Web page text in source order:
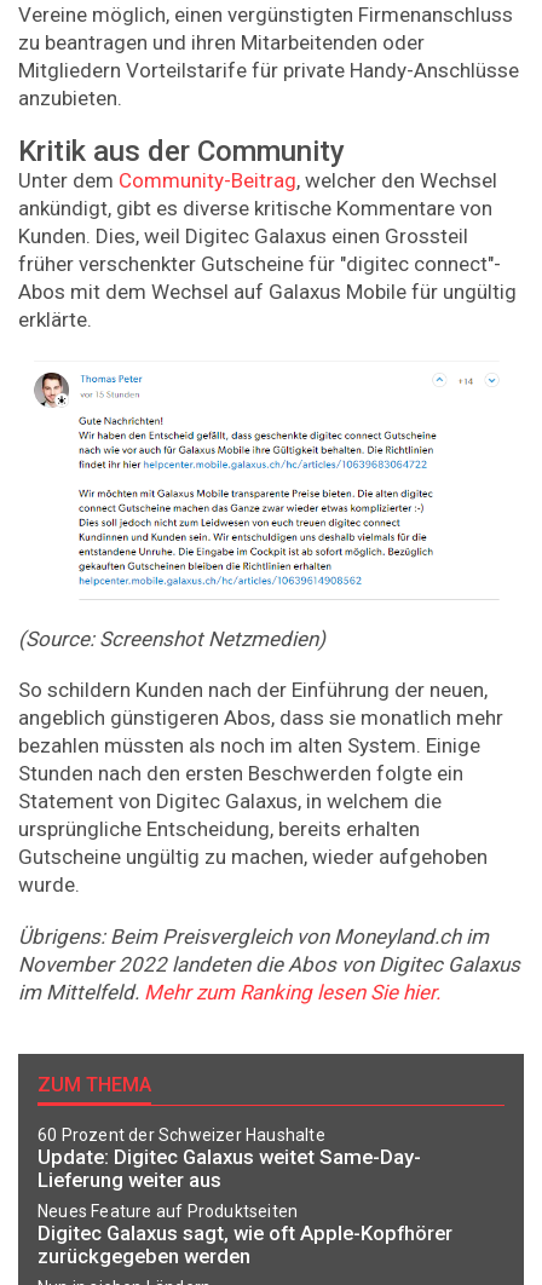
Vereine möglich, einen vergünstigten Firmenanschluss
zu beantragen und ihren Mitarbeitenden oder
Mitgliedern Vorteilstarife für private Handy-Anschlüsse
anzubieten.
Kritik aus der Community
Unter dem Community-Beitrag, welcher den Wechsel
ankündigt, gibt es diverse kritische Kommentare von
Kunden. Dies, weil Digitec Galaxus einen Grossteil
früher verschenkter Gutscheine für "digitec connect"-
Abos mit dem Wechsel auf Galaxus Mobile für ungültig
erklärte.
(Source: Screenshot Netzmedien)
So schildern Kunden nach der Einführung der neuen,
angeblich günstigeren Abos, dass sie monatlich mehr
bezahlen müssten als noch im alten System. Einige
Stunden nach den ersten Beschwerden folgte ein
Statement von Digitec Galaxus, in welchem die
ursprüngliche Entscheidung, bereits erhalten
Gutscheine ungültig zu machen, wieder aufgehoben
wurde.
Übrigens: Beim Preisvergleich von Moneyland.ch im
November 2022 landeten die Abos von Digitec Galaxus
im Mittelfeld. Mehr zum Ranking lesen Sie hier.
ZUM THEMA
60 Prozent der Schweizer Haushalte
Update: Digitec Galaxus weitet Same-Day-
Lieferung weiter aus
Neues Feature auf Produktseiten
Digitec Galaxus sagt, wie oft Apple-Kopfhörer
zurückgegeben werden